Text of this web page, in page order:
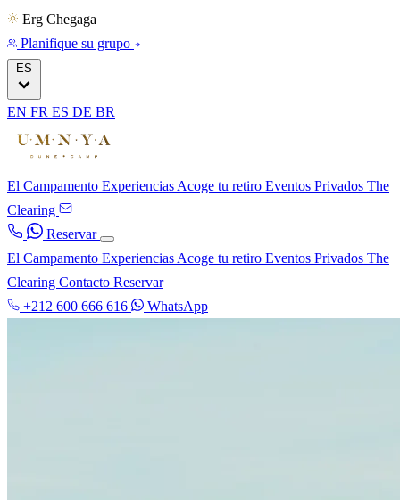
Erg Chegaga
Planifique su grupo
ES
EN FR ES DE BR
El Campamento Experiencias Acoge tu retiro Eventos Privados The
Clearing
Reservar
El Campamento Experiencias Acoge tu retiro Eventos Privados The
Clearing Contacto Reservar
+212 600 666 616
WhatsApp